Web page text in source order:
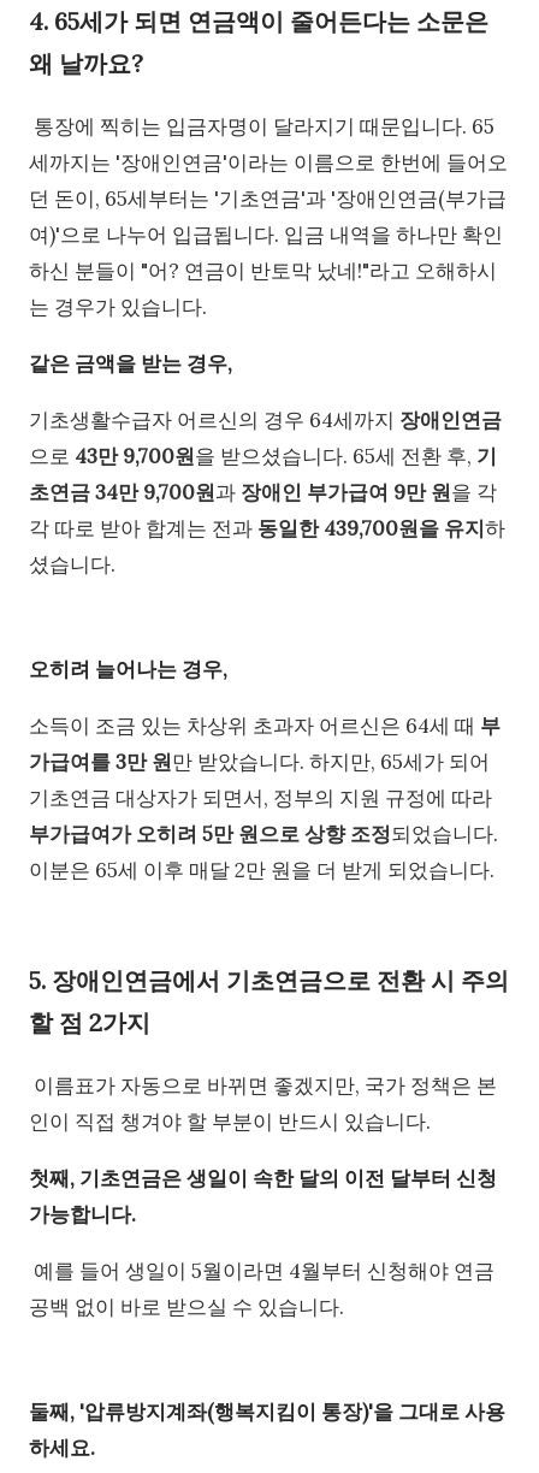
4. 65세가 되면 연금액이 줄어든다는 소문은
왜 날까요?
통장에 찍히는 입금자명이 달라지기 때문입니다. 65
세까지는 '장애인연금'이라는 이름으로 한번에 들어오
던 돈이, 65세부터는 '기초연금'과 '장애인연금(부가급
여)'으로 나누어 입급됩니다. 입금 내역을 하나만 확인
하신 분들이 "어? 연금이 반토막 났네!"라고 오해하시
는 경우가 있습니다.
같은 금액을 받는 경우,
기초생활수급자 어르신의 경우 64세까지 장애인연금
으로 43만 9,700원을 받으셨습니다. 65세 전환 후, 기
초연금 34만 9,700원과 장애인 부가급여 9만 원을 각
각 따로 받아 합계는 전과 동일한 439,700원을 유지하
셨습니다.
오히려 늘어나는 경우,
소득이 조금 있는 차상위 초과자 어르신은 64세 때 부
가급여를 3만 원만 받았습니다. 하지만, 65세가 되어
기초연금 대상자가 되면서, 정부의 지원 규정에 따라
부가급여가 오히려 5만 원으로 상향 조정되었습니다.
이분은 65세 이후 매달 2만 원을 더 받게 되었습니다.
5. 장애인연금에서 기초연금으로 전환 시 주의
할 점 2가지
이름표가 자동으로 바뀌면 좋겠지만, 국가 정책은 본
인이 직접 챙겨야 할 부분이 반드시 있습니다.
첫째, 기초연금은 생일이 속한 달의 이전 달부터 신청
가능합니다.
예를 들어 생일이 5월이라면 4월부터 신청해야 연금
공백 없이 바로 받으실 수 있습니다.
둘째, '압류방지계좌(행복지킴이 통장)'을 그대로 사용
하세요.